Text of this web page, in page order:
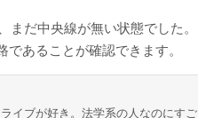
だ中央線が無い状態でした。
あることが確認できます。
イブが好き。法学系の人なのにすご